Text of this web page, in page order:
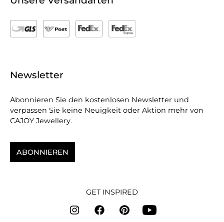
Newsletter
Abonnieren Sie den kostenlosen Newsletter und
verpassen Sie keine Neuigkeit oder Aktion mehr von
CAJOY Jewellery.
ABONNIEREN
GET INSPIRED